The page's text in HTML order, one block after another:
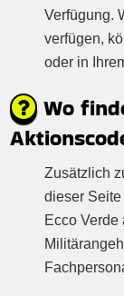
Verfügung.
verfügen,
oder in
Wo
Zusätzlich
dieser
Ecco Verde